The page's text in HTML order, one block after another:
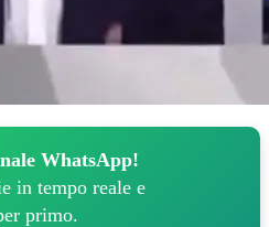
WhatsApp!
in tempo reale e
primo.